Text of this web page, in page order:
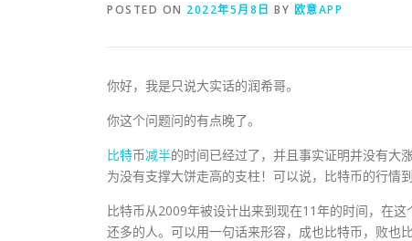
POSTED ON 2022年5月8日 BY 欧意APP
你好，我是只说大实话的润希哥。
你这个问题问的有点晚了。
比特币减半的时间已经过了，并且事实证明并没有大
为没有支撑大饼走高的支柱！可以说，比特币的行情
比特币从2009年被设计出来到现在11年的时间，在
还多的人。可以用一句话来形容，成也比特币，败也比